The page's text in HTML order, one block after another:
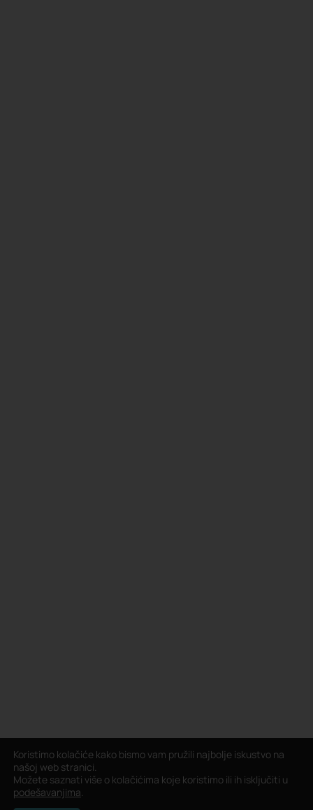
Koristimo kolačiće kako bismo vam pružili najbolje iskustvo na
našoj web stranici.
Možete saznati više o kolačićima koje koristimo ili ih isključiti u
podešavanjima.